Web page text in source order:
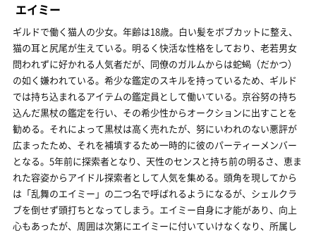
エイミー
ギルドで働く猫人の少女。年齢は18歳。白い髪をボブカットに整え、
猫の耳と尻尾が生えている。明るく快活な性格をしており、老若男女
問われずに好かれる人気者だが、同僚のガルムからは蛇蝎（だかつ）
の如く嫌われている。希少な鑑定のスキルを持っているため、ギルド
では持ち込まれるアイテムの鑑定員として働いている。京谷努の持ち
込んだ黒杖の鑑定を行い、その希少性からオークションに出すことを
勧める。それによって黒杖は高く売れたが、努にいわれのない悪評が
広まったため、それを補填するため一時的に彼のパーティーメンバー
となる。5年前に探索者となり、天性のセンスと持ち前の明るさ、恵ま
れた容姿からアイドル探索者として人気を集める。頭角を現してから
は「乱舞のエイミー」の二つ名で呼ばれるようになるが、シェルクラ
ブを倒せず頭打ちとなってしまう。エイミー自身に才能があり、向上
心もあったが、周囲は次第にエイミーに付いていけなくなり、所属し